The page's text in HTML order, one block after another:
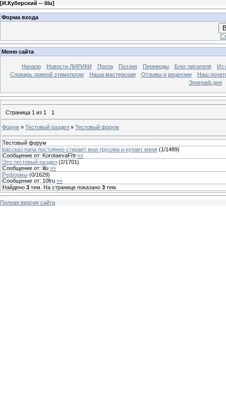
[И.Куберский -- lilu]
Форма входа
Меню сайта
Начало Новости ЛИРИКИ Проза Поэзия Переводы Блог писателя
Из
Словарь ложной этимологии
Наша мастерская Отзывы и рецензии
Наш
Эпиграф дня
Страница 1 из 1 1
Форум » Тестовый раздел » Тестовый форум
Тестовый форум
рассказ папа постоянно стирает мои трусики и купает меня (1/1489)
Сообщение от: KorotaevaFht »»
Это тестовый раздел (2/1701)
Сообщение от: lilu »»
Реформы (0/1629)
Сообщение от: 10fru »»
Найдено 3 тем. На странице показано 3 тем.
Полная версия сайта